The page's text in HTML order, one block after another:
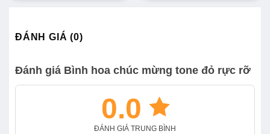
ĐÁNH GIÁ (0)
Đánh giá Bình hoa chúc mừng tone đỏ rực rỡ
0.0
ĐÁNH GIÁ TRUNG BÌNH